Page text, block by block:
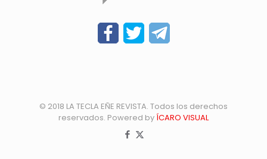
© 2018 LA TECLA EÑE REVISTA. Todos los derechos
reservados. Powered by ÍCARO VISUAL